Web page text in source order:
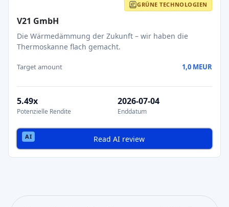
GRÜNE TECHNOLOGIEN
V21 GmbH
Die Wärmedämmung der Zukunft – wir haben die
Thermoskanne flach gemacht.
Target amount 1,0 MEUR
5.49x
Potenzielle Rendite
2026-07-04
Enddatum
Read AI review